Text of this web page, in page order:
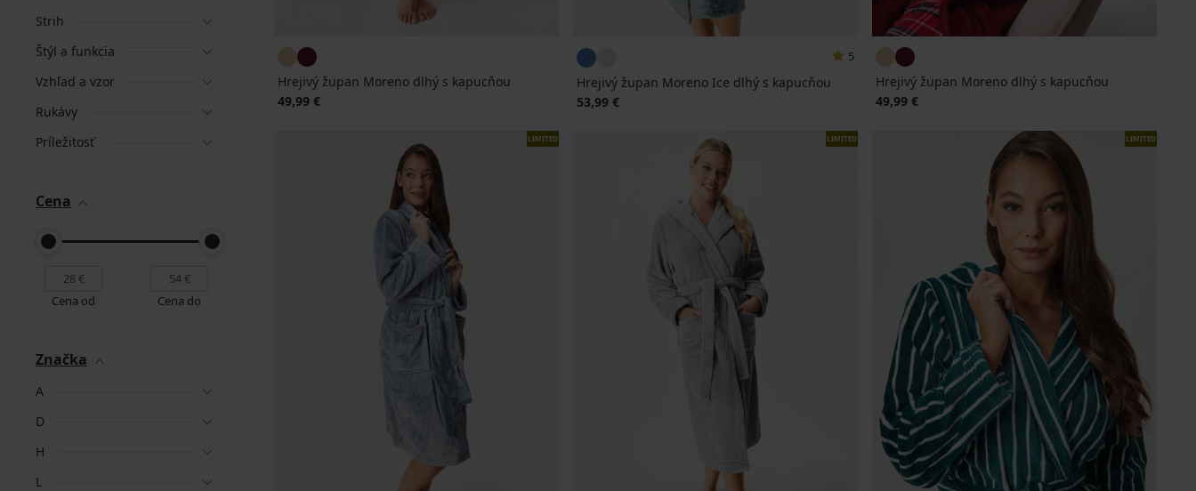
Strih
Štýl a funkcia
Vzhľad a vzor
Rukávy
Príležitosť
Cena
Cena od Cena do
Značka
A
D
H
L
Hrejivý župan Moreno dlhý s kapucňou
49,99 €
5
Hrejivý župan Moreno Ice dlhý s kapucňou
53,99 €
Hrejivý župan Moreno dlhý s kapucňou
49,99 €
LIMITED LIMITED LIMITED